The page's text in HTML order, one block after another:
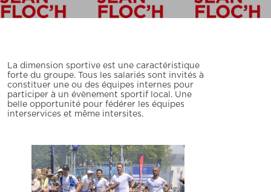
La dimension sportive est une caractéristique
forte du groupe. Tous les salariés sont invités à
constituer une ou des équipes internes pour
participer à un évènement sportif local. Une
belle opportunité pour fédérer les équipes
interservices et même intersites.